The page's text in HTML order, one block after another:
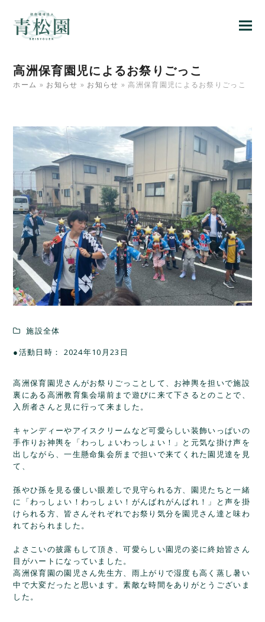
高洲保育園児によるお祭りごっこ
ホーム » お知らせ » お知らせ »高洲保育園児によるお祭りごっこ
施設全体
●活動日時： 2024年10月23日
高洲保育園児さんがお祭りごっことして、お神輿を担いで施設
裏にある高洲教育集会場前まで遊びに来て下さるとのことで、
入所者さんと見に行って来ました。
キャンディーやアイスクリームなど可愛らしい装飾いっぱいの
手作りお神輿を「わっしょいわっしょい！」と元気な掛け声を
出しながら、一生懸命集会所まで担いで来てくれた園児達を見
て、
孫やひ孫を見る優しい眼差しで見守られる方、園児たちと一緒
に「わっしょい！わっしょい！がんばれがんばれ！」と声を掛
けられる方、皆さんそれぞれでお祭り気分を園児さん達と味わ
れておられました。
よさこいの披露もして頂き、可愛らしい園児の姿に終始皆さん
目がハートになっていました。
高洲保育園の園児さん先生方、雨上がりで湿度も高く蒸し暑い
中で大変だったと思います。素敵な時間をありがとうございま
した。